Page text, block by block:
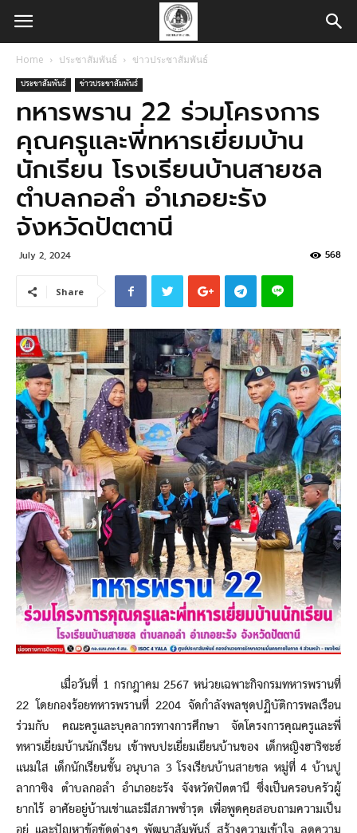
Home ประชาสัมพันธ์ ข่าวประชาสัมพันธ์
ประชาสัมพันธ์ ข่าวประชาสัมพันธ์
ทหารพราน 22 ร่วมโครงการ
คุณครูและพี่ทหารเยี่ยมบ้าน
นักเรียน โรงเรียนบ้านสายชล
ตำบลกอลำ อำเภอยะรัง
จังหวัดปัตตานี
July 2, 2024 568
Share
เมื่อวันที่ 1 กรกฎาคม 2567 หน่วยเฉพาะกิจกรมทหารพรานที่
22 โดยกองร้อยทหารพรานที่ 2204 จัดกำลังพลชุดปฏิบัติการพลเรือน
ร่วมกับ คณะครูและบุคลากรทางการศึกษา จัดโครงการคุณครูและพี่
ทหารเยี่ยมบ้านนักเรียน เข้าพบปะเยี่ยมเยียนบ้านของ เด็กหญิงฮาริซะฮ์
แนมใส เด็กนักเรียนชั้น อนุบาล 3 โรงเรียนบ้านสายชล หมู่ที่ 4 บ้านปู
ลากาซิง ตำบลกอลำ อำเภอยะรัง จังหวัดปัตตานี ซึ่งเป็นครอบครัวผู้
ยากไร้ อาศัยอยู่บ้านเช่าและมีสภาพชำรุด เพื่อพูดคุยสอบถามความเป็น